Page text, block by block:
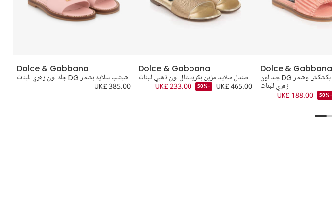
Dolce & Gabbana
شبشب سلايد بشعار DG جلد لون زهري للبنات
UK£ 385.00
Dolce & Gabbana
صندل سلايد مزين بكريستال لون ذهبي للبنات
UK£ 465.00
-50%
UK£ 233.00
Dolce & Gabbana
شبشب سلايدر بكشكش وشعار DG جلد لون
زهري للبنات
-50%
UK£ 188.00